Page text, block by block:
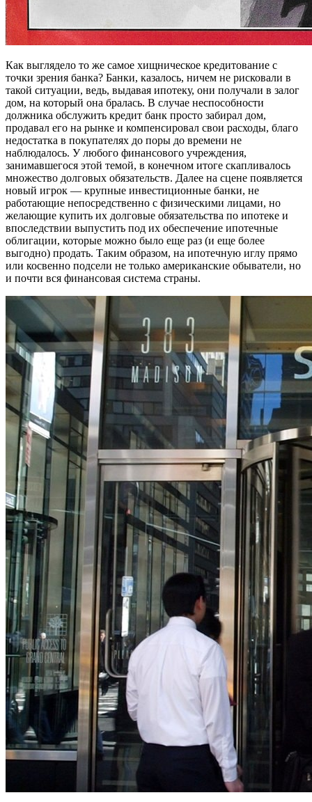
Как выглядело то же самое хищническое кредитование с
точки зрения банка? Банки, казалось, ничем не рисковали в
такой ситуации, ведь, выдавая ипотеку, они получали в залог
дом, на который она бралась. В случае неспособности
должника обслужить кредит банк просто забирал дом,
продавал его на рынке и компенсировал свои расходы, благо
недостатка в покупателях до поры до времени не
наблюдалось. У любого финансового учреждения,
занимавшегося этой темой, в конечном итоге скапливалось
множество долговых обязательств. Далее на сцене появляется
новый игрок — крупные инвестиционные банки, не
работающие непосредственно с физическими лицами, но
желающие купить их долговые обязательства по ипотеке и
впоследствии выпустить под их обеспечение ипотечные
облигации, которые можно было еще раз (и еще более
выгодно) продать. Таким образом, на ипотечную иглу прямо
или косвенно подсели не только американские обыватели, но
и почти вся финансовая система страны.